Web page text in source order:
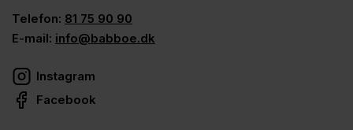
Telefon: 81 75 90 90
E-mail: info@babboe.dk
Instagram
Facebook